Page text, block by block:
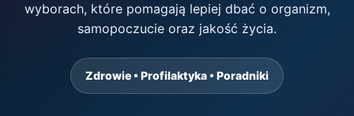
wyborach, które pomagają lepiej dbać o organizm,
samopoczucie oraz jakość życia.
Zdrowie • Profilaktyka • Poradniki